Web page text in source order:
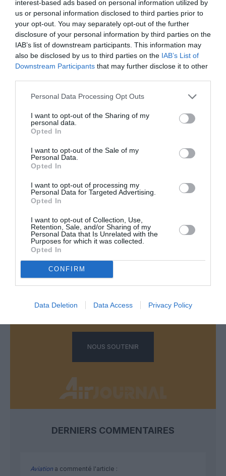
interest-based ads based on personal information utilized by
us or personal information disclosed to third parties prior to
your opt-out. You may separately opt-out of the further
disclosure of your personal information by third parties on the
IAB’s list of downstream participants. This information may
also be disclosed by us to third parties on the IAB’s List of
Downstream Participants that may further disclose it to other
Personal Data Processing Opt Outs
I want to opt-out of the Sharing of my
personal data.
Opted In
I want to opt-out of the Sale of my
Personal Data.
Opted In
I want to opt-out of processing my
Personal Data for Targeted Advertising.
Opted In
I want to opt-out of Collection, Use,
Retention, Sale, and/or Sharing of my
Personal Data that Is Unrelated with the
Purposes for which it was collected.
Opted In
CONFIRM
Data Deletion Data Access Privacy Policy
No vicea commenté :
2 mai 2021 - 8 h 51 min
Vous pourriez préciser le commentaire sur les moteurs svp ?
RÉPONDRE
767F,777F,747F,737F et 747-8F qui sonts très bon cela sera
difficile pour Airbus de se faire une place, mais ils doivent le
faire Airbus n’est pas encore prêt et préfère attendre le bon
aux avion Boeing que concurrents dans un premier temp.
FAIRE UN DON
Appel aux lecteurs !
développement !
NOUS SOUTENIR
DERNIERS COMMENTAIRES
Aviation a commenté l'article :